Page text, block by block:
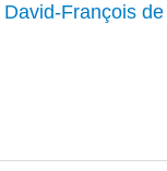
François